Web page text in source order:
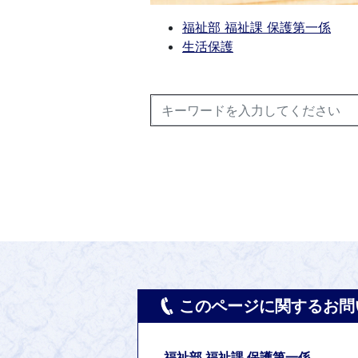
福祉部 福祉課 保護第一係
生活保護
このページに関するお